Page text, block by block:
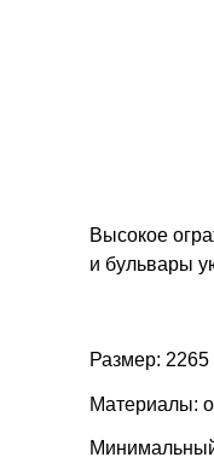
Высокое
и бульвары
Размер:
Материалы: